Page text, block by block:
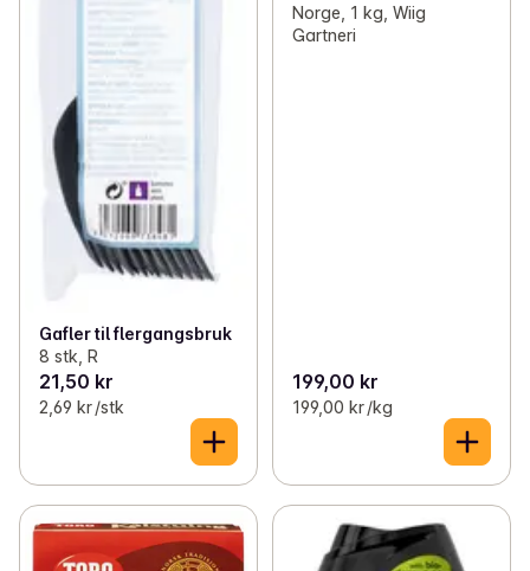
Gafler til flergangsbruk
8 stk, R
21,50 kr
2,69 kr /stk
Norge, 1 kg, Wiig
Gartneri
199,00 kr
199,00 kr /kg